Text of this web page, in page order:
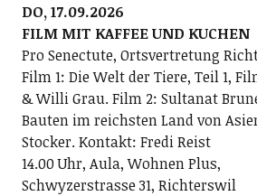
DO, 17.09.2026
FILM MIT KAFFEE UND KUCHEN
Pro Senectute, Ortsvertretung
Film 1: Die Welt der Tiere, Teil 1,
& Willi Grau. Film 2: Sultanat
Bauten im reichsten Land von
Stocker. Kontakt: Fredi Reist
14.00 Uhr, Aula, Wohnen Plus,
Schwyzerstrasse 31, Richterswil